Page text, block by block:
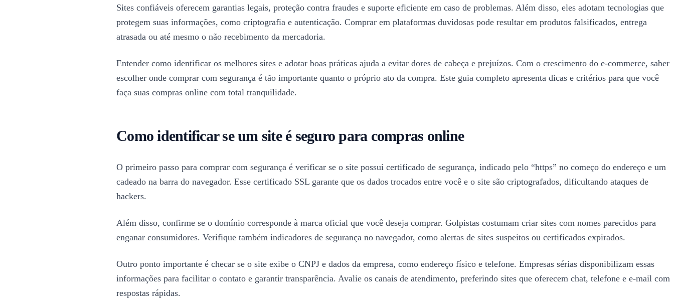
Sites confiáveis oferecem garantias legais, proteção contra fraudes e suporte eficiente em caso de problemas. Além disso, eles adotam tecnologias que
protegem suas informações, como criptografia e autenticação. Comprar em plataformas duvidosas pode resultar em produtos falsificados, entrega
atrasada ou até mesmo o não recebimento da mercadoria.
Entender como identificar os melhores sites e adotar boas práticas ajuda a evitar dores de cabeça e prejuízos. Com o crescimento do e-commerce, saber
escolher onde comprar com segurança é tão importante quanto o próprio ato da compra. Este guia completo apresenta dicas e critérios para que você
faça suas compras online com total tranquilidade.
Como identificar se um site é seguro para compras online
O primeiro passo para comprar com segurança é verificar se o site possui certificado de segurança, indicado pelo “https” no começo do endereço e um
cadeado na barra do navegador. Esse certificado SSL garante que os dados trocados entre você e o site são criptografados, dificultando ataques de
hackers.
Além disso, confirme se o domínio corresponde à marca oficial que você deseja comprar. Golpistas costumam criar sites com nomes parecidos para
enganar consumidores. Verifique também indicadores de segurança no navegador, como alertas de sites suspeitos ou certificados expirados.
Outro ponto importante é checar se o site exibe o CNPJ e dados da empresa, como endereço físico e telefone. Empresas sérias disponibilizam essas
informações para facilitar o contato e garantir transparência. Avalie os canais de atendimento, preferindo sites que oferecem chat, telefone e e-mail com
respostas rápidas.